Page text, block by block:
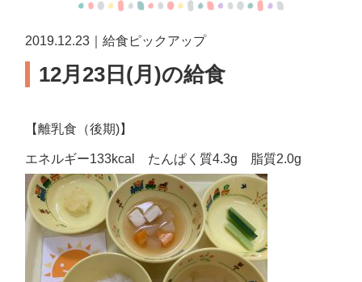
2019.12.23｜給食ピックアップ
12月23日(月)の給食
【離乳食（後期)】
エネルギー133kcal たんぱく質4.3g 脂質2.0g